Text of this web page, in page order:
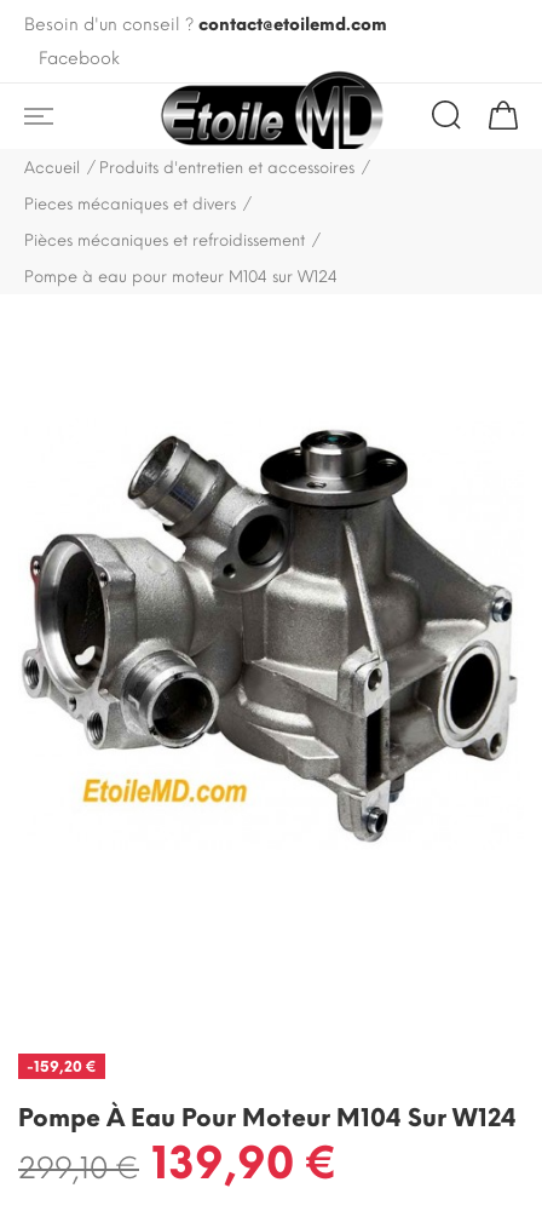
Besoin d'un conseil ? contact@etoilemd.com
Facebook
Accueil
Produits d'entretien et accessoires
Pieces mécaniques et divers
Pièces mécaniques et refroidissement
Pompe à eau pour moteur M104 sur W124
-159,20 €
Pompe À Eau Pour Moteur M104 Sur W124
299,10 € 139,90 €